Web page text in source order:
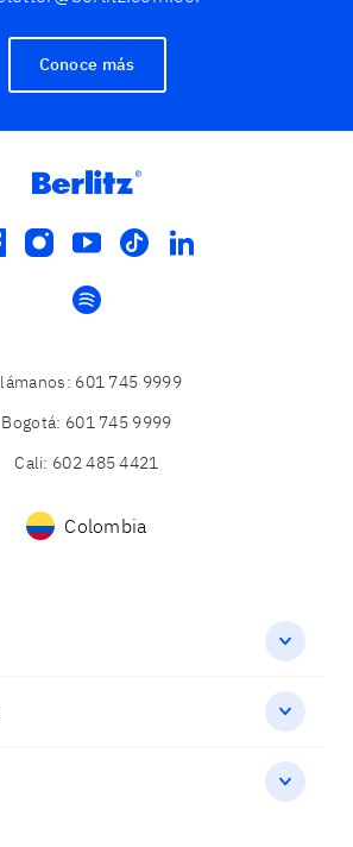
Conoce más
instagram
youtube
tiktoklinkedin
spotify
: 601 745 9999
Bogotá: 601 745 9999
Cali: 602 485 4421
Colombia